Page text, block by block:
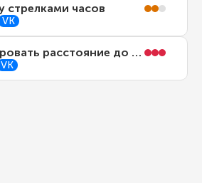
стрелками часов
VK
до ближайшего человека
VK